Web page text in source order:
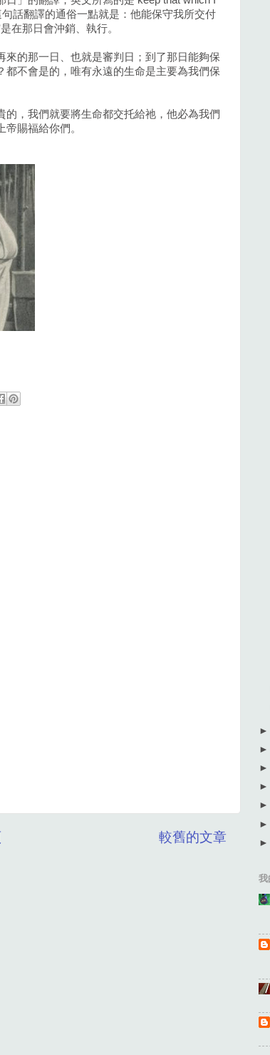
話翻譯的通俗一點就是：他能保守我所交付
在那日會沖銷、執行。
的那一日、也就是審判日；到了那日能夠保
不會是的，唯有永遠的生命是主要為我們保
，我們就要將生命都交托給祂，他必為我們
賜福給你們。
較舊的文章
►
►
►
►
►
►
►
我